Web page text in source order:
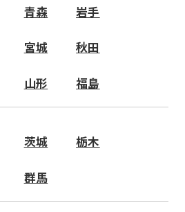
青森 岩手
宮城 秋田
山形 福島
茨城 栃木
群馬